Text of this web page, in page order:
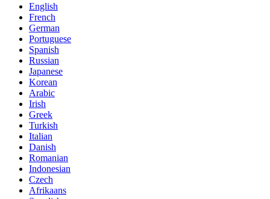
English
French
German
Portuguese
Spanish
Russian
Japanese
Korean
Arabic
Irish
Greek
Turkish
Italian
Danish
Romanian
Indonesian
Czech
Afrikaans